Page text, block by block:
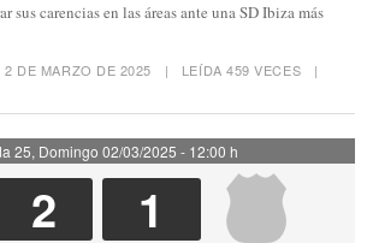
sus carencias en las áreas ante una SD Ibiza más
DE MARZO DE 2025 | LEÍDA 459 VECES |
25, Domingo 02/03/2025 - 12:00 h
2 1